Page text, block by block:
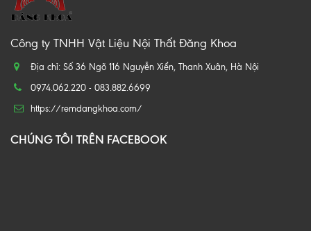
Công ty TNHH Vật Liệu Nội Thất Đăng Khoa
Địa chỉ: Số 36 Ngõ 116 Nguyễn Xiển, Thanh Xuân, Hà Nội
0974.062.220 - 083.882.6699
https://remdangkhoa.com/
CHÚNG TÔI TRÊN FACEBOOK